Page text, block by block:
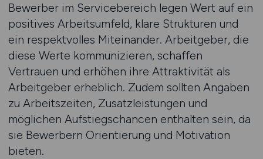
Bewerber im Servicebereich legen Wert auf ein
positives Arbeitsumfeld, klare Strukturen und
ein respektvolles Miteinander. Arbeitgeber, die
diese Werte kommunizieren, schaffen
Vertrauen und erhöhen ihre Attraktivität als
Arbeitgeber erheblich. Zudem sollten Angaben
zu Arbeitszeiten, Zusatzleistungen und
möglichen Aufstiegschancen enthalten sein, da
sie Bewerbern Orientierung und Motivation
bieten.